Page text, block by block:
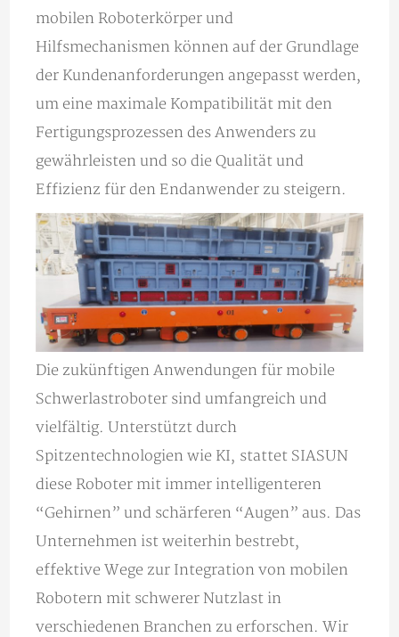
mobilen Roboterkörper und
Hilfsmechanismen können auf der Grundlage
der Kundenanforderungen angepasst werden,
um eine maximale Kompatibilität mit den
Fertigungsprozessen des Anwenders zu
gewährleisten und so die Qualität und
Effizienz für den Endanwender zu steigern.
Die zukünftigen Anwendungen für mobile
Schwerlastroboter sind umfangreich und
vielfältig. Unterstützt durch
Spitzentechnologien wie KI, stattet SIASUN
diese Roboter mit immer intelligenteren
“Gehirnen” und schärferen “Augen” aus. Das
Unternehmen ist weiterhin bestrebt,
effektive Wege zur Integration von mobilen
Robotern mit schwerer Nutzlast in
verschiedenen Branchen zu erforschen. Wir